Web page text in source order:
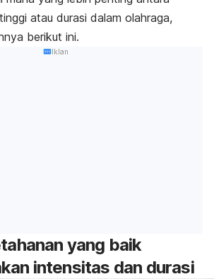
atau durasi dalam olahraga,
berikut ini.
Iklan
yang baik
intensitas dan durasi